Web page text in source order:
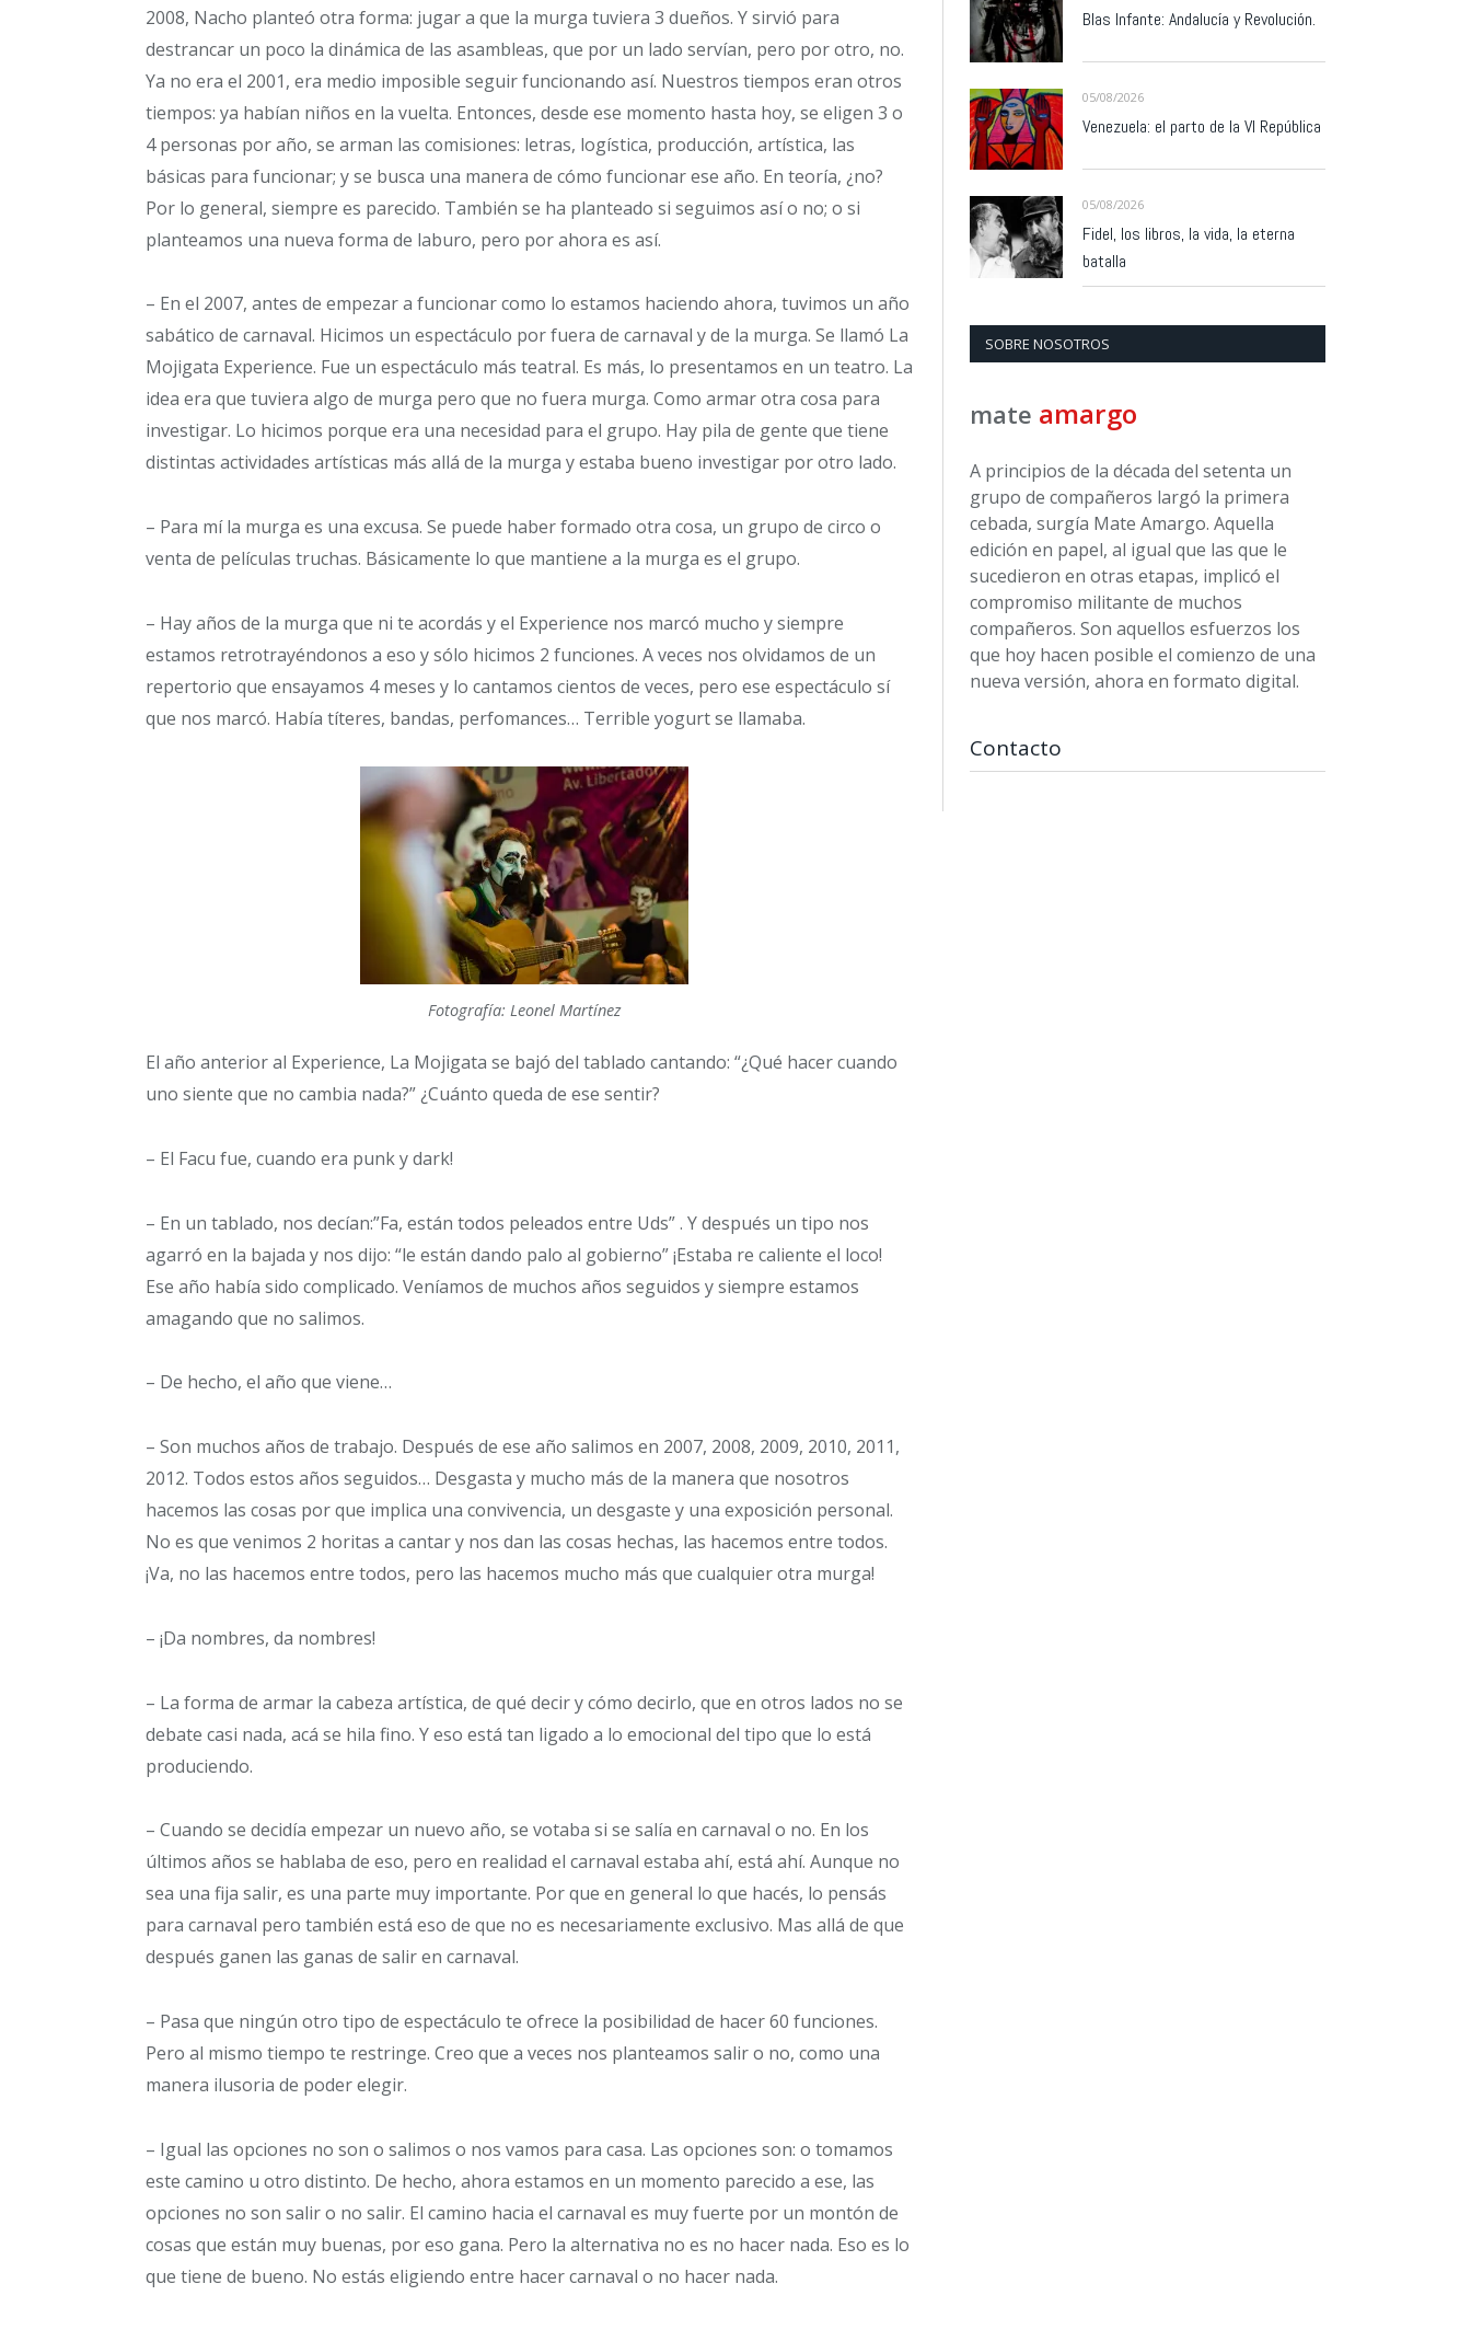
2008, Nacho planteó otra forma: jugar a que la murga tuviera 3 dueños. Y sirvió para
destrancar un poco la dinámica de las asambleas, que por un lado servían, pero por otro, no.
Ya no era el 2001, era medio imposible seguir funcionando así. Nuestros tiempos eran otros
tiempos: ya habían niños en la vuelta. Entonces, desde ese momento hasta hoy, se eligen 3 o
4 personas por año, se arman las comisiones: letras, logística, producción, artística, las
básicas para funcionar; y se busca una manera de cómo funcionar ese año. En teoría, ¿no?
Por lo general, siempre es parecido. También se ha planteado si seguimos así o no; o si
planteamos una nueva forma de laburo, pero por ahora es así.
– En el 2007, antes de empezar a funcionar como lo estamos haciendo ahora, tuvimos un año
sabático de carnaval. Hicimos un espectáculo por fuera de carnaval y de la murga. Se llamó La
Mojigata Experience. Fue un espectáculo más teatral. Es más, lo presentamos en un teatro. La
idea era que tuviera algo de murga pero que no fuera murga. Como armar otra cosa para
investigar. Lo hicimos porque era una necesidad para el grupo. Hay pila de gente que tiene
distintas actividades artísticas más allá de la murga y estaba bueno investigar por otro lado.
– Para mí la murga es una excusa. Se puede haber formado otra cosa, un grupo de circo o
venta de películas truchas. Básicamente lo que mantiene a la murga es el grupo.
– Hay años de la murga que ni te acordás y el Experience nos marcó mucho y siempre
estamos retrotrayéndonos a eso y sólo hicimos 2 funciones. A veces nos olvidamos de un
repertorio que ensayamos 4 meses y lo cantamos cientos de veces, pero ese espectáculo sí
que nos marcó. Había títeres, bandas, perfomances… Terrible yogurt se llamaba.
Fotografía: Leonel Martínez
El año anterior al Experience, La Mojigata se bajó del tablado cantando: “¿Qué hacer cuando
uno siente que no cambia nada?” ¿Cuánto queda de ese sentir?
– El Facu fue, cuando era punk y dark!
– En un tablado, nos decían:”Fa, están todos peleados entre Uds” . Y después un tipo nos
agarró en la bajada y nos dijo: “le están dando palo al gobierno” ¡Estaba re caliente el loco!
Ese año había sido complicado. Veníamos de muchos años seguidos y siempre estamos
amagando que no salimos.
– De hecho, el año que viene…
– Son muchos años de trabajo. Después de ese año salimos en 2007, 2008, 2009, 2010, 2011,
2012. Todos estos años seguidos… Desgasta y mucho más de la manera que nosotros
hacemos las cosas por que implica una convivencia, un desgaste y una exposición personal.
No es que venimos 2 horitas a cantar y nos dan las cosas hechas, las hacemos entre todos.
¡Va, no las hacemos entre todos, pero las hacemos mucho más que cualquier otra murga!
– ¡Da nombres, da nombres!
– La forma de armar la cabeza artística, de qué decir y cómo decirlo, que en otros lados no se
debate casi nada, acá se hila fino. Y eso está tan ligado a lo emocional del tipo que lo está
produciendo.
– Cuando se decidía empezar un nuevo año, se votaba si se salía en carnaval o no. En los
últimos años se hablaba de eso, pero en realidad el carnaval estaba ahí, está ahí. Aunque no
sea una fija salir, es una parte muy importante. Por que en general lo que hacés, lo pensás
para carnaval pero también está eso de que no es necesariamente exclusivo. Mas allá de que
después ganen las ganas de salir en carnaval.
– Pasa que ningún otro tipo de espectáculo te ofrece la posibilidad de hacer 60 funciones.
Pero al mismo tiempo te restringe. Creo que a veces nos planteamos salir o no, como una
manera ilusoria de poder elegir.
– Igual las opciones no son o salimos o nos vamos para casa. Las opciones son: o tomamos
este camino u otro distinto. De hecho, ahora estamos en un momento parecido a ese, las
opciones no son salir o no salir. El camino hacia el carnaval es muy fuerte por un montón de
cosas que están muy buenas, por eso gana. Pero la alternativa no es no hacer nada. Eso es lo
que tiene de bueno. No estás eligiendo entre hacer carnaval o no hacer nada.
Blas Infante: Andalucía y Revolución.
05/08/2026
Venezuela: el parto de la VI República
05/08/2026
Fidel, los libros, la vida, la eterna
batalla
SOBRE NOSOTROS
mate amargo
A principios de la década del setenta un
grupo de compañeros largó la primera
cebada, surgía Mate Amargo. Aquella
edición en papel, al igual que las que le
sucedieron en otras etapas, implicó el
compromiso militante de muchos
compañeros. Son aquellos esfuerzos los
que hoy hacen posible el comienzo de una
nueva versión, ahora en formato digital.
Contacto